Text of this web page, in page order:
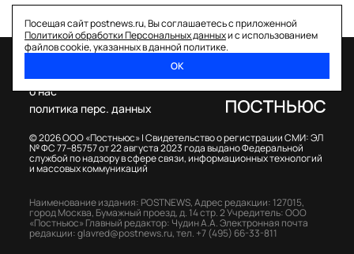
Посещая сайт postnews.ru, Вы соглашаетесь с приложенной
Политикой обработки Персональных данныхи с использованием
файлов cookie, указанных в данной политике.
ОК
© 2026 ООО «Постньюс» |Свидетельство о регистрации СМИ: ЭЛ
№ ФС 77–85757 от 22 августа 2023 года выдано Федеральной
службой по надзору в сфере связи, информационных технологий
и массовых коммуникаций
о нас
политика перс. данных
Наименование издания: POSTNEWS,Адрес редакции: 127015,
город Москва, Бумажный проезд, д. 14 стр. 2Учредитель: ООО
«Постньюс» Главный редактор: Чудин А.А.Электронная почта
редакции:glavred@postnews.ru,тел. +7 (495) 66-33-811